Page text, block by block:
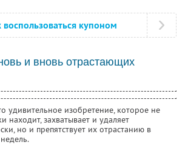
воспользоваться купоном
и вновь отрастающих
удивительное изобретение, которое не
находит, захватывает и удаляет
но и препятствует их отрастанию в